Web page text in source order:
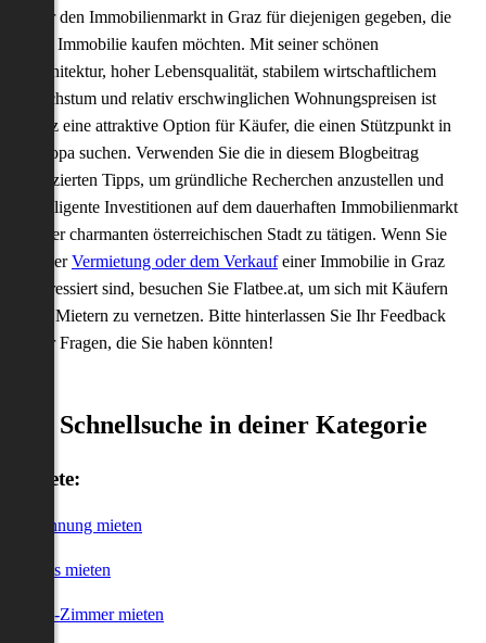
über den Immobilienmarkt in Graz für diejenigen gegeben, die
eine Immobilie kaufen möchten. Mit seiner schönen
Architektur, hoher Lebensqualität, stabilem wirtschaftlichem
Wachstum und relativ erschwinglichen Wohnungspreisen ist
Graz eine attraktive Option für Käufer, die einen Stützpunkt in
Europa suchen. Verwenden Sie die in diesem Blogbeitrag
skizzierten Tipps, um gründliche Recherchen anzustellen und
intelligente Investitionen auf dem dauerhaften Immobilienmarkt
dieser charmanten österreichischen Stadt zu tätigen. Wenn Sie
an derVermietung oder dem Verkaufeiner Immobilie in Graz
interessiert sind, besuchen Sie Flatbee.at, um sich mit Käufern
und Mietern zu vernetzen. Bitte hinterlassen Sie Ihr Feedback
oder Fragen, die Sie haben könnten!
Schnellsuche in deiner Kategorie
Miete:
Wohnung mieten
Haus mieten
WG-Zimmer mieten